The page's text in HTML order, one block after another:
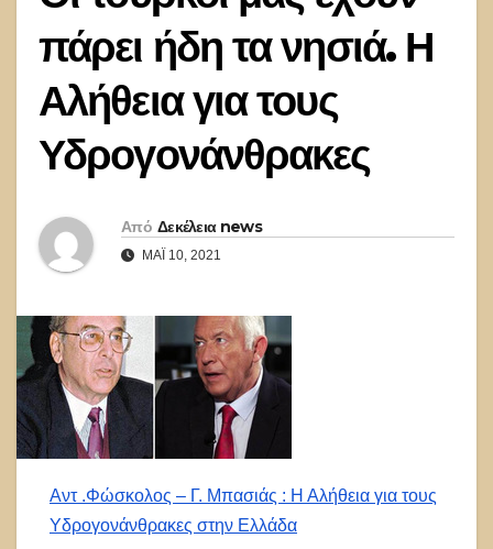
πάρει ήδη τα νησιά. Η
Αλήθεια για τους
Υδρογονάνθρακες
Από Δεκέλεια news
ΜΆΙ 10, 2021
Αντ .Φώσκολος – Γ. Μπασιάς : Η Αλήθεια για τους
Υδρογονάνθρακες στην Ελλάδα